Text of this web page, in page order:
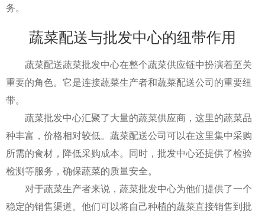
务。
蔬菜配送与批发中心的纽带作用
蔬菜配送蔬菜批发中心在整个蔬菜供应链中扮演着至关
重要的角色。它是连接蔬菜生产者和蔬菜配送公司的重要纽
带。
蔬菜批发中心汇聚了大量的蔬菜供应商，这里的蔬菜品
种丰富，价格相对较低。蔬菜配送公司可以在这里集中采购
所需的食材，降低采购成本。同时，批发中心还提供了检验
检测等服务，确保蔬菜的质量安全。
对于蔬菜生产者来说，蔬菜批发中心为他们提供了一个
稳定的销售渠道。他们可以将自己种植的蔬菜直接销售到批